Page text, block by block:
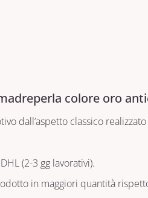
colore oro
dall’aspetto classico
(2-3 gg lavorativi).
in maggiori quantità